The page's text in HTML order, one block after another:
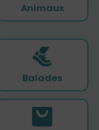
Animaux
Balades